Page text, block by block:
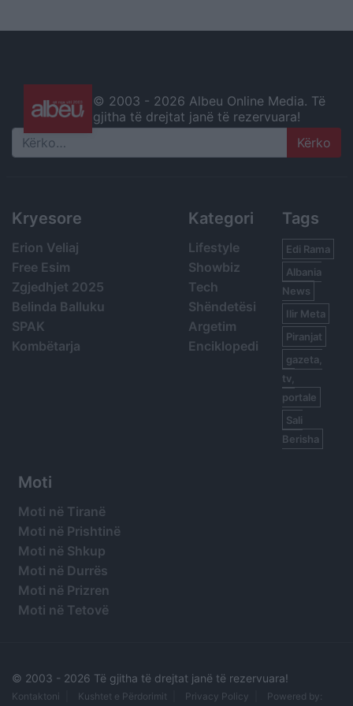
© 2003 - 2026 Albeu Online Media. Të
gjitha të drejtat janë të rezervuara!
Search
Kryesore
Erion Veliaj
Free Esim
Zgjedhjet 2025
Belinda Balluku
SPAK
Kombëtarja
Kategori
Lifestyle
Showbiz
Tech
Shëndetësi
Argetim
Enciklopedi
Tags
Edi Rama
Albania
News
Ilir Meta
Piranjat
gazeta,
tv,
portale
Sali
Berisha
Moti
Moti në Tiranë
Moti në Prishtinë
Moti në Shkup
Moti në Durrës
Moti në Prizren
Moti në Tetovë
© 2003 - 2026 Të gjitha të drejtat janë të rezervuara!
Kontaktoni Kushtet e Përdorimit Privacy Policy Powered by: